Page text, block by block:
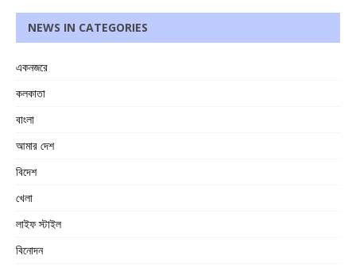
NEWS IN CATEGORIES
একনজরে
কলকাতা
বাংলা
আমার দেশ
বিদেশ
খেলা
লাইফ স্টাইল
বিনোদন